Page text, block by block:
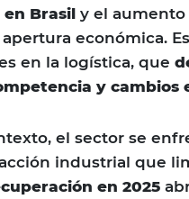
Brasil y el
económica.
en la logística, que
y cambios
el sector se
industrial que
en 2025